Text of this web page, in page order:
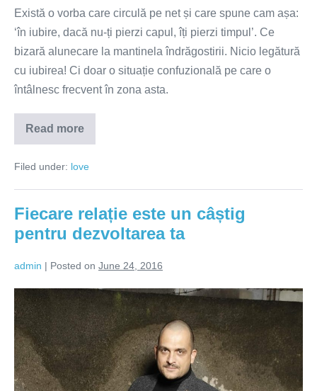
Există o vorba care circulă pe net și care spune cam așa:
‘în iubire, dacă nu-ți pierzi capul, îți pierzi timpul’. Ce
bizară alunecare la mantinela îndrăgostirii. Nicio legătură
cu iubirea! Ci doar o situație confuzională pe care o
întâlnesc frecvent în zona asta.
Read more
În
iubire
trebuie
pierzi
Filed under: love
Fiecare relație este un câștig
pentru dezvoltarea ta
admin | Posted on June 24, 2016
Fiecare
relație
este
un
câștig